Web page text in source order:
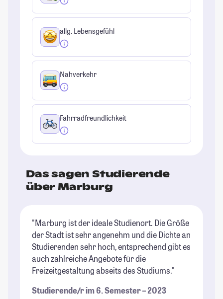
allg. Lebensgefühl
Nahverkehr
Fahrradfreundlichkeit
Das sagen Studierende
über Marburg
"Marburg ist der ideale Studienort. Die Größe
der Stadt ist sehr angenehm und die Dichte an
Studierenden sehr hoch, entsprechend gibt es
auch zahlreiche Angebote für die
Freizeitgestaltung abseits des Studiums."
Studierende/r im 6. Semester – 2023